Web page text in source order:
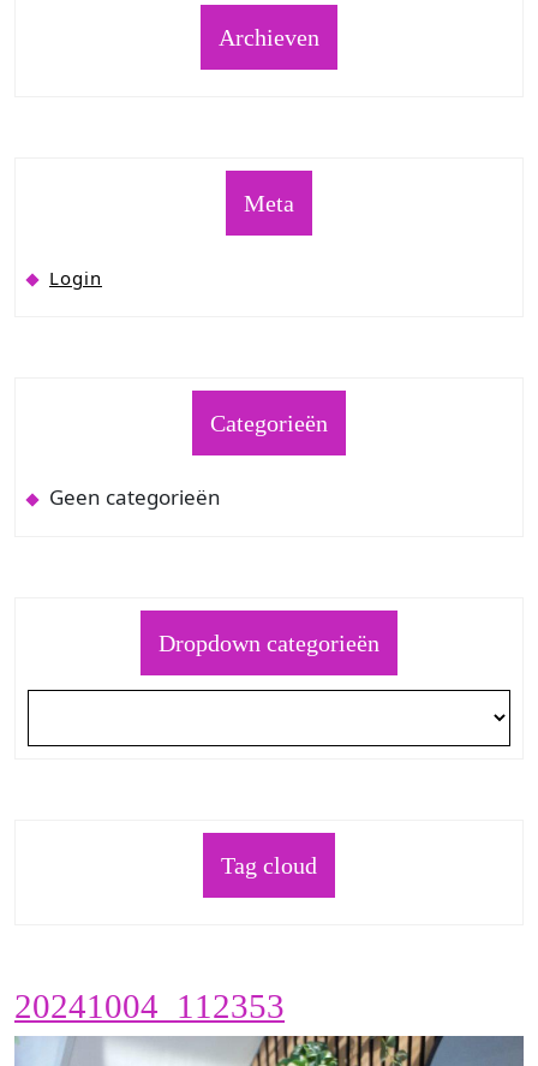
Archieven
Meta
Login
Categorieën
Geen categorieën
Dropdown categorieën
Tag cloud
20241004_112353